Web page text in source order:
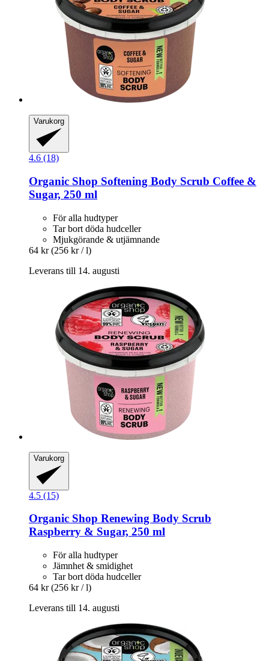
Varukorg
4.6 (18)
Organic Shop Softening Body Scrub Coffee &
Sugar, 250 ml
För alla hudtyper
Tar bort döda hudceller
Mjukgörande & utjämnande
64 kr (256 kr / l)
Leverans till 14. augusti
Varukorg
4.5 (15)
Organic Shop Renewing Body Scrub
Raspberry & Sugar, 250 ml
För alla hudtyper
Jämnhet & smidighet
Tar bort döda hudceller
64 kr (256 kr / l)
Leverans till 14. augusti